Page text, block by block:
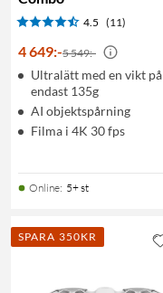
4.5 (11)
4 649:-5 549:-
Ultralätt med en vikt på
endast 135g
AI objektspårning
Filma i 4K 30 fps
Online: 5+ st
SPARA 350KR